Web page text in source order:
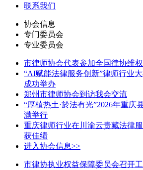
联系我们
协会信息
专门委员会
专业委员会
市律师协会代表参加全国律协维
“AI赋能法律服务创新”律师行业
成功举办
郑州市律师协会到访我会交流
“厚植热土·於法有光”2026年重庆
满举行
重庆律师行业在川渝云贵藏法律
获佳绩
进入协会信息>>
市律协执业权益保障委员会召开